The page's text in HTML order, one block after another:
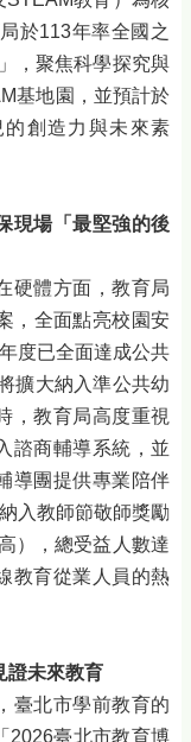
於113年率全國之
，聚焦科學探究與
基地園，並預計於
創造力與未來素
現場「最堅強的後
硬體方面，教育局
，全面點亮校園安
度已全面達成公共
擴大納入準公共幼
，教育局高度重視
諮商輔導系統，並
導團提供專業陪伴
入教師節敬師獎勵
），總受益人數達
教育從業人員的熱
證未來教育
臺北市學前教育的
2026臺北市教育博